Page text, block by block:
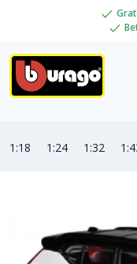
1:18 1:24 1:32